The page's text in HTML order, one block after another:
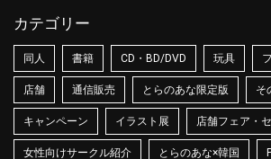
カテゴリー
同人 書籍 CD・BD/DVD 玩具
店舗 通信販売 とらのあな限定版 そ
キャンペーン イラスト展 店舗フェア・
女性向けサークル紹介 とらのあな×韓国